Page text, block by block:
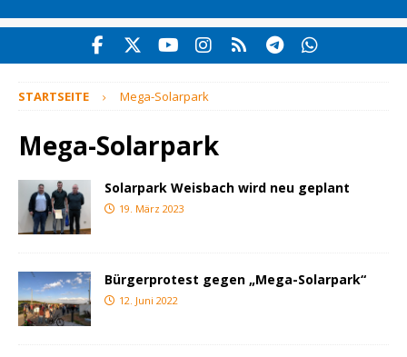
STARTSEITE Mega-Solarpark
Mega-Solarpark
Solarpark Weisbach wird neu geplant
19. März 2023
Bürgerprotest gegen „Mega-Solarpark“
12. Juni 2022